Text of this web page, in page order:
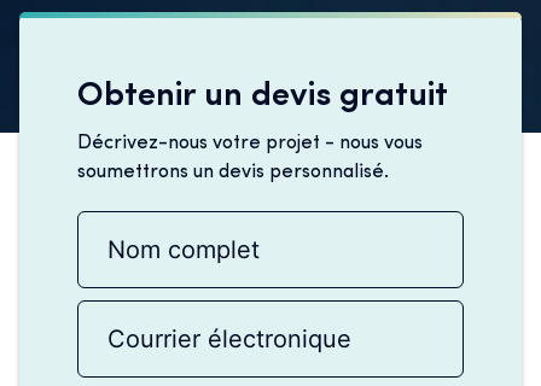
Obtenir un devis gratuit
Décrivez-nous votre projet - nous vous
soumettrons un devis personnalisé.